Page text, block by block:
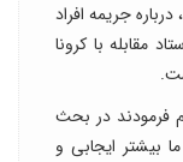
جریمه افراد
مقابله با کرونا
فرمودند در بحث
بیشتر ایجابی و